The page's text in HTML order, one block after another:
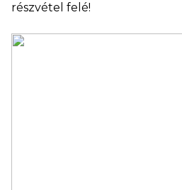
részvétel felé!